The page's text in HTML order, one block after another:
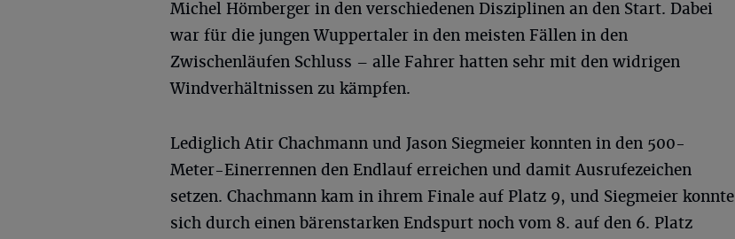
Michel Hömberger in den verschiedenen Disziplinen an den Start. Dabei
war für die jungen Wuppertaler in den meisten Fällen in den
Zwischenläufen Schluss – alle Fahrer hatten sehr mit den widrigen
Windverhältnissen zu kämpfen.
Lediglich Atir Chachmann und Jason Siegmeier konnten in den 500-
Meter-Einerrennen den Endlauf erreichen und damit Ausrufezeichen
setzen. Chachmann kam in ihrem Finale auf Platz 9, und Siegmeier konnte
sich durch einen bärenstarken Endspurt noch vom 8. auf den 6. Platz